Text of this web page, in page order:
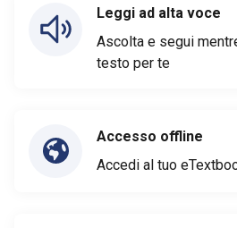
Leggi ad alta voce
Ascolta e segui
testo per te
Accesso offline
Accedi al tuo